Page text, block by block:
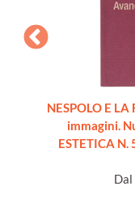
NESPOLO E
immagini.
ESTETICA
Dal